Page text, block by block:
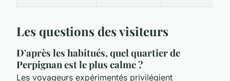
Les questions des visiteurs
D'après les habitués, quel quartier de
Perpignan est le plus calme ?
Les voyageurs expérimentés privilégient